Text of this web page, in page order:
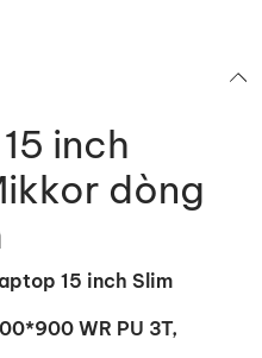
inch
dòng
15 inch Slim
WR PU 3T,